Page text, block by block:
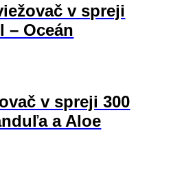
v spreji
– Oceán
v spreji 300
a Aloe